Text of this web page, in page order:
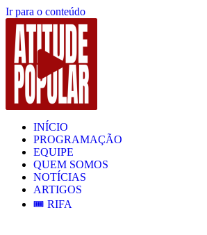
Ir para o conteúdo
INÍCIO
PROGRAMAÇÃO
EQUIPE
QUEM SOMOS
NOTÍCIAS
ARTIGOS
🎟️ RIFA